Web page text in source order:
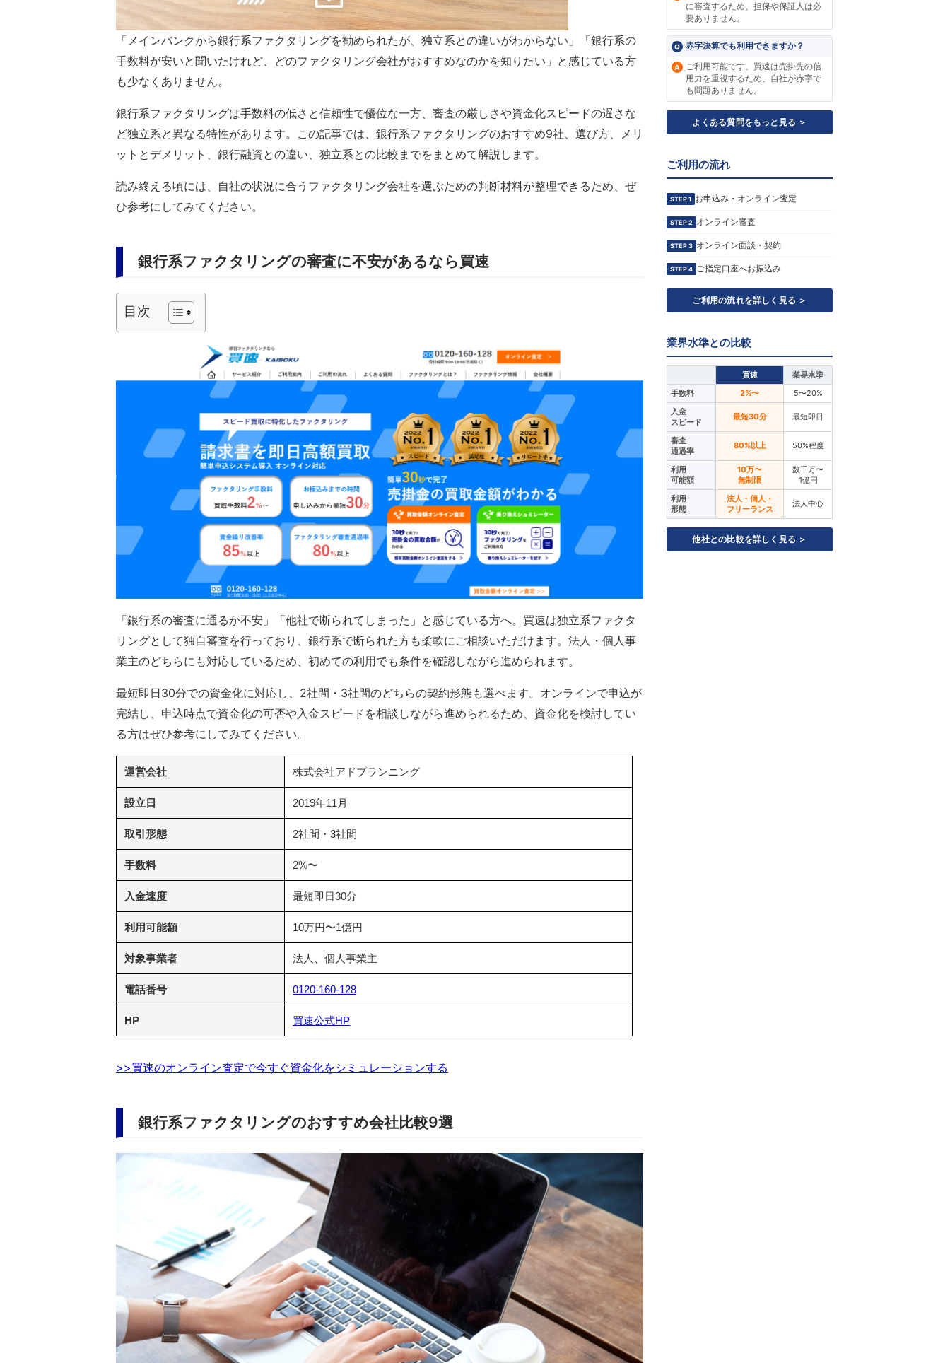
「メインバンクから銀行系ファクタリングを勧められたが、独立系との違いがわからない」「銀行系の
手数料が安いと聞いたけれど、どのファクタリング会社がおすすめなのかを知りたい」と感じている方
も少なくありません。
銀行系ファクタリングは手数料の低さと信頼性で優位な一方、審査の厳しさや資金化スピードの遅さな
ど独立系と異なる特性があります。この記事では、銀行系ファクタリングのおすすめ9社、選び方、メリ
ットとデメリット、銀行融資との違い、独立系との比較までをまとめて解説します。
読み終える頃には、自社の状況に合うファクタリング会社を選ぶための判断材料が整理できるため、ぜ
ひ参考にしてみてください。
銀行系ファクタリングの審査に不安があるなら買速
目次
「銀行系の審査に通るか不安」「他社で断られてしまった」と感じている方へ。買速は独立系ファクタ
リングとして独自審査を行っており、銀行系で断られた方も柔軟にご相談いただけます。法人・個人事
業主のどちらにも対応しているため、初めての利用でも条件を確認しながら進められます。
最短即日30分での資金化に対応し、2社間・3社間のどちらの契約形態も選べます。オンラインで申込が
完結し、申込時点で資金化の可否や入金スピードを相談しながら進められるため、資金化を検討してい
る方はぜひ参考にしてみてください。
運営会社 株式会社アドプランニング
設立日 2019年11月
取引形態 2社間・3社間
手数料 2%〜
入金速度 最短即日30分
利用可能額 10万円〜1億円
対象事業者 法人、個人事業主
電話番号 0120-160-128
HP 買速公式HP
>>買速のオンライン査定で今すぐ資金化をシミュレーションする
銀行系ファクタリングのおすすめ会社比較9選
に審査するため、担保や保証人は必
要ありません。
赤字決算でも利用できますか？
ご利用可能です。買速は売掛先の信
用力を重視するため、自社が赤字で
も問題ありません。
よくある質問をもっと見る ＞
ご利用の流れ
STEP 1 お申込み・オンライン査定
STEP 2 オンライン審査
STEP 3 オンライン面談・契約
STEP 4 ご指定口座へお振込み
ご利用の流れを詳しく見る ＞
業界水準との比較
買速
業界水準
手数料
2%〜
5〜20%
入金
スピード
最短30分 最短即日
審査
通過率
80%以上 50%程度
利用
可能額
10万〜
無制限
数千万〜
1億円
利用
形態
法人・個人・
フリーランス
法人中心
他社との比較を詳しく見る ＞